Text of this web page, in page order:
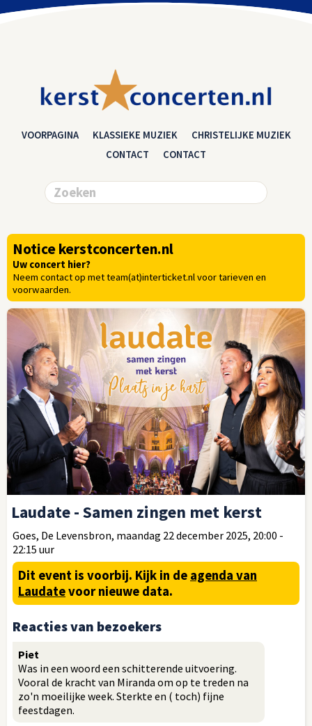
VOORPAGINA KLASSIEKE MUZIEK
CHRISTELIJKE MUZIEK
CONTACT
CONTACT
Notice kerstconcerten.nl
Uw concert hier?
Neem contact op met team(at)interticket.nl voor tarieven en
voorwaarden.
Laudate - Samen zingen met kerst
Goes, De Levensbron, maandag 22 december 2025, 20:00 -
22:15 uur
Dit event is voorbij. Kijk in de agenda van
Laudatevoor nieuwe data.
Reacties van bezoekers
Piet
Was in een woord een schitterende uitvoering.
Vooral de kracht van Miranda om op te treden na
zo'n moeilijke week. Sterkte en ( toch) fijne
feestdagen.